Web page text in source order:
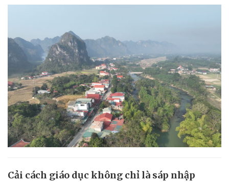
Cải cách giáo dục không chỉ là sáp nhập